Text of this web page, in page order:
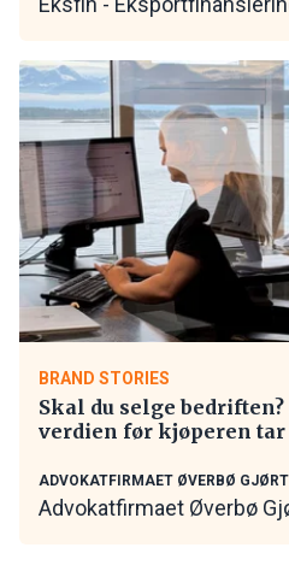
BRAND STORIES
Skal du selge
verdien før kjøperen
ADVOKATFIRMAET ØVERBØ
Advokatfirmaet Øverbø